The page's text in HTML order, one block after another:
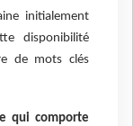
initialement
disponibilité
de mots clés
qui comporte